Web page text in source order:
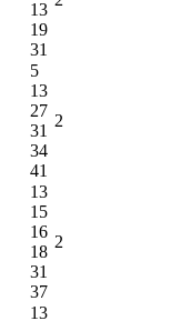
13
19
31
5
13
27
31
34
41
2
13
15
16
18
31
37
2
13